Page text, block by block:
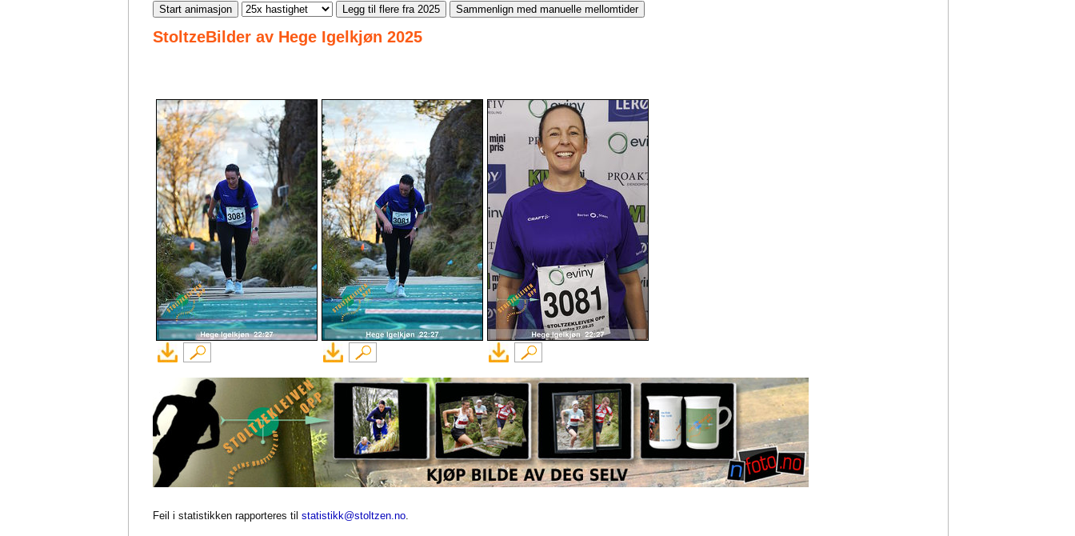
Start animasjon Legg til flere fra 2025 Sammenlign med manuelle mellomtider
StoltzeBilder av Hege Igelkjøn 2025
Feil i statistikken rapporteres til statistikk@stoltzen.no.